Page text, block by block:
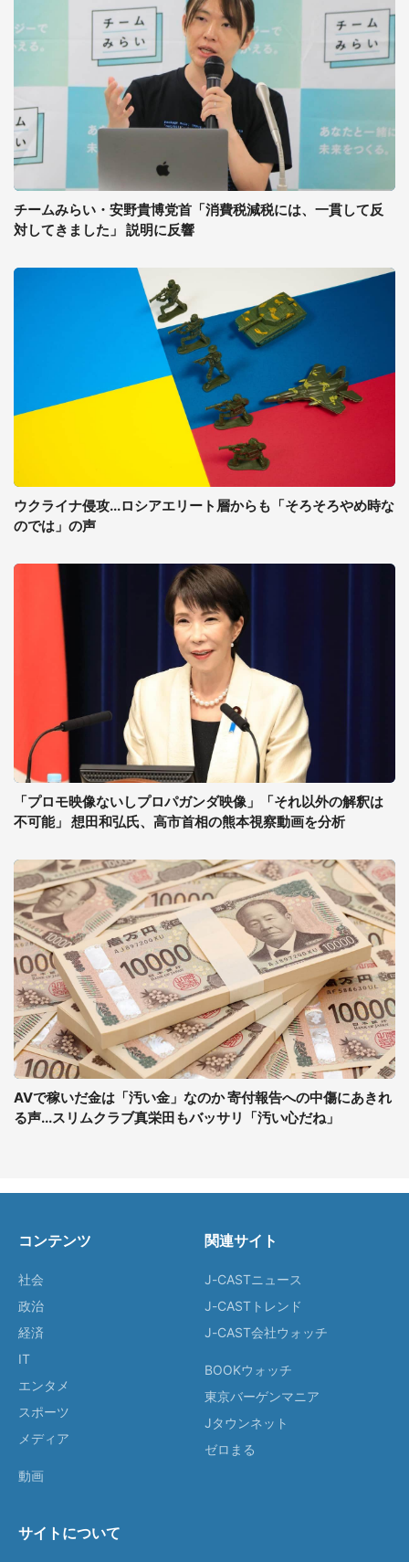
チームみらい・安野貴博党首「消費税減税には、一貫して反
対してきました」 説明に反響
ウクライナ侵攻...ロシアエリート層からも「そろそろやめ時な
のでは」の声
「プロモ映像ないしプロパガンダ映像」「それ以外の解釈は
不可能」 想田和弘氏、高市首相の熊本視察動画を分析
AVで稼いだ金は「汚い金」なのか 寄付報告への中傷にあきれ
る声...スリムクラブ真栄田もバッサリ「汚い心だね」
コンテンツ
社会
政治
経済
IT
エンタメ
スポーツ
メディア
動画
関連サイト
J-CASTニュース
J-CASTトレンド
J-CAST会社ウォッチ
BOOKウォッチ
東京バーゲンマニア
Jタウンネット
ゼロまる
サイトについて